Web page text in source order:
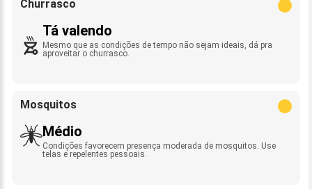
Churrasco
Tá valendo
Mesmo que as condições de tempo não sejam ideais, dá pra
aproveitar o churrasco.
Mosquitos
Médio
Condições favorecem presença moderada de mosquitos. Use
telas e repelentes pessoais.